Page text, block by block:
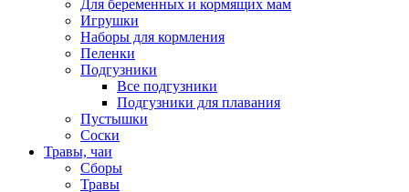
Для беременных и кормящих мам
Игрушки
Наборы для кормления
Пеленки
Подгузники
Все подгузники
Подгузники для плавания
Пустышки
Соски
Травы, чаи
Сборы
Травы